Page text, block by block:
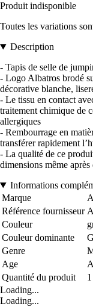
Produit indisponible
Toutes les variations
Description
- Tapis de selle de
- Logo Albatros brodé
décorative blanche,
- Le tissu en contact
traitement chimique de
allergiques
- Rembourrage en
transférer rapidement
- La qualité de ce
dimensions même
Informations
Marque
Référence fournisseur
Couleur
Couleur dominante
Genre
Age
Quantité du produit
1
Loading...
Loading...